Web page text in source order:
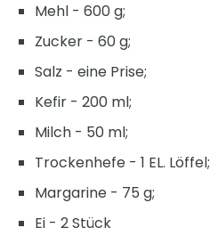
Mehl - 600 g;
Zucker - 60 g;
Salz - eine Prise;
Kefir - 200 ml;
Milch - 50 ml;
Trockenhefe - 1 EL. Löffel;
Margarine - 75 g;
Ei - 2 Stück